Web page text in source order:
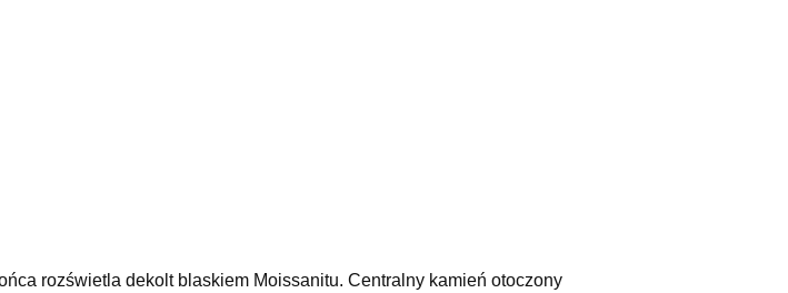
rozświetla dekolt blaskiem Moissanitu. Centralny kamień otoczony